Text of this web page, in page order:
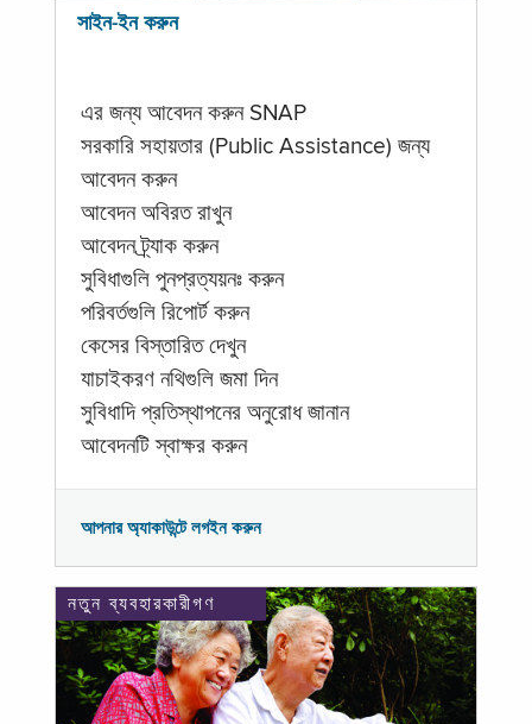
সাইন-ইন করুন
এর জন্য আবেদন করুন SNAP
সরকারি সহায়তার (Public Assistance) জন্য
আবেদন করুন
আবেদন অবিরত রাখুন
আবেদন ট্র্যাক করুন
সুবিধাগুলি পুনপ্রত্যয়নঃ করুন
পরিবর্তগুলি রিপোর্ট করুন
কেসের বিস্তারিত দেখুন
যাচাইকরণ নথিগুলি জমা দিন
সুবিধাদি প্রতিস্থাপনের অনুরোধ জানান
আবেদনটি স্বাক্ষর করুন
আপনার অ্যাকাউন্টে লগইন করুন
নতুন ব্যবহারকারীগণ